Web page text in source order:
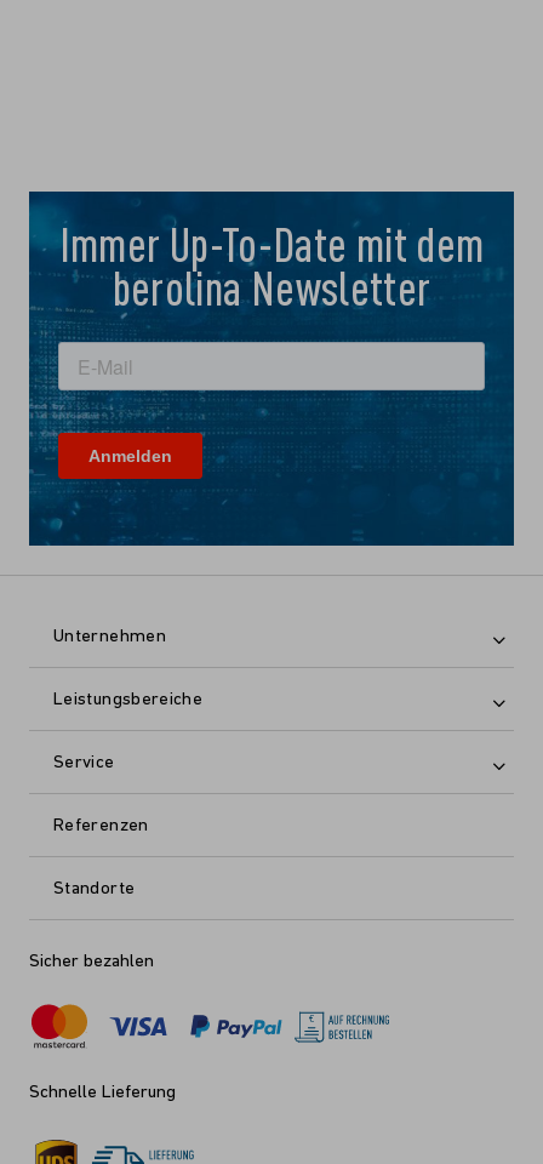
Immer Up-To-Date mit dem
berolina Newsletter
Unternehmen
Leistungsbereiche
Service
Referenzen
Standorte
Sicher bezahlen
Schnelle Lieferung